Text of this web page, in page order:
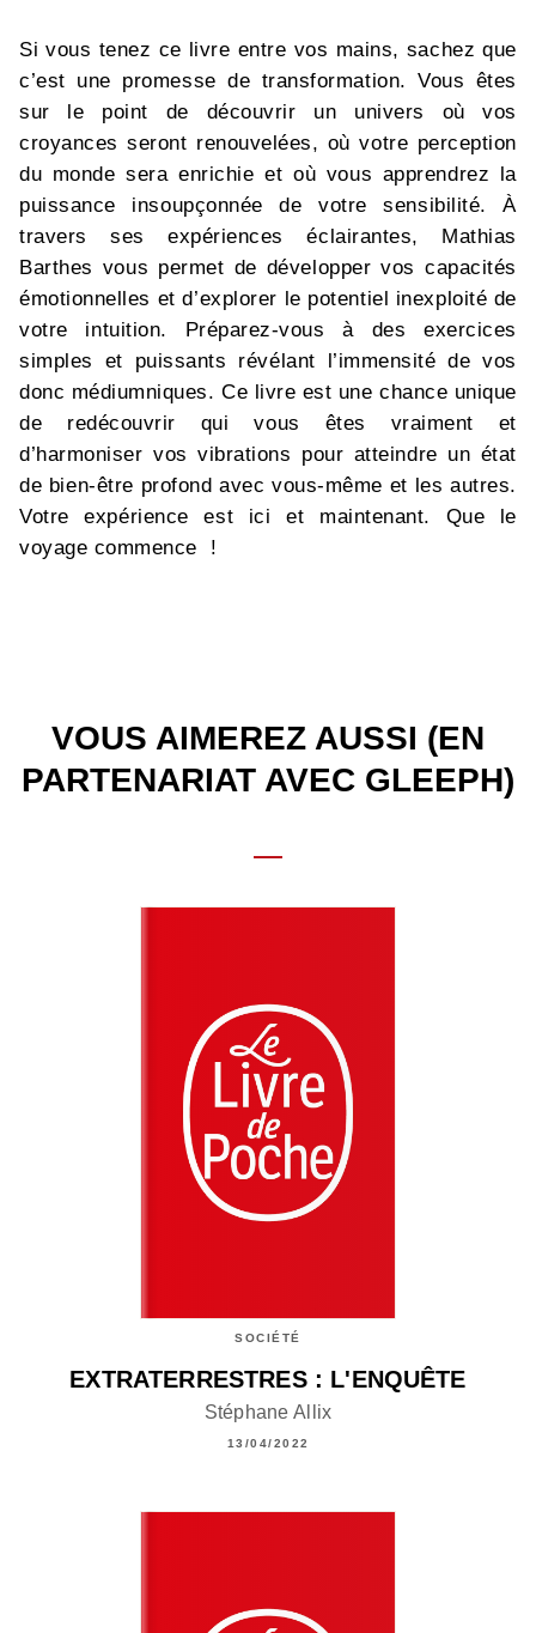
Si vous tenez ce livre entre vos mains, sachez que
c’est une promesse de transformation. Vous êtes
sur le point de découvrir un univers où vos
croyances seront renouvelées, où votre perception
du monde sera enrichie et où vous apprendrez la
puissance insoupçonnée de votre sensibilité. À
travers ses expériences éclairantes, Mathias
Barthes vous permet de développer vos capacités
émotionnelles et d’explorer le potentiel inexploité de
votre intuition. Préparez-vous à des exercices
simples et puissants révélant l’immensité de vos
donc médiumniques. Ce livre est une chance unique
de redécouvrir qui vous êtes vraiment et
d’harmoniser vos vibrations pour atteindre un état
de bien-être profond avec vous-même et les autres.
Votre expérience est ici et maintenant. Que le
voyage commence !
VOUS AIMEREZ AUSSI (EN
PARTENARIAT AVEC GLEEPH)
SOCIÉTÉ
EXTRATERRESTRES : L'ENQUÊTE
Stéphane Allix
13/04/2022